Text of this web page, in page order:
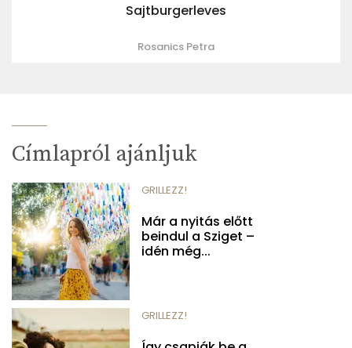
Sajtburgerleves
Rosanics Petra
Címlapról ajánljuk
GRILLEZZ!
Már a nyitás előtt
beindul a Sziget –
idén még...
GRILLEZZ!